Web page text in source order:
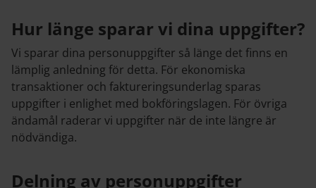
Hur länge sparar vi dina uppgifter?
Vi sparar dina personuppgifter så länge det finns en
lämplig anledning för detta. För ekonomiska
transaktioner och faktureringsunderlag sparas
uppgifter i enlighet med bokföringslagen. För övriga
ändamål raderar vi uppgifter när de inte längre är
nödvändiga.
Delning av personuppgifter